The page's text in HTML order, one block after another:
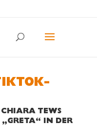
TEWS
„GRETA“ IN DER